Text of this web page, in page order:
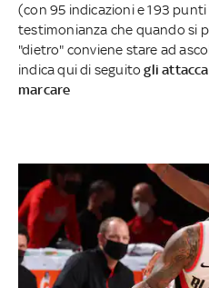
(con 95 indicazioni e 193
testimonianza che quando si
"dietro" conviene stare ad
indica qui di seguitogli
marcare